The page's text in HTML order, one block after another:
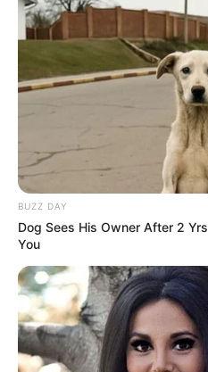
8 Kata Lucu Seputar
Minggu ala Jomblo
Ngenes
10 Desain Kanopi
Tidur, Serasa
BUZZ DAY
Dog Sees His Owner After 2
You